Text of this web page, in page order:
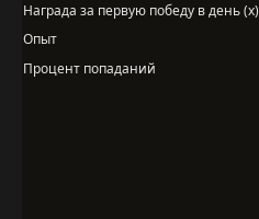
Награда за первую победу в день (x)
Опыт
Процент попаданий